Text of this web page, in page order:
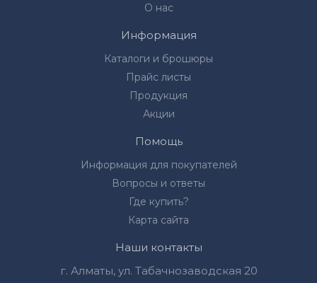
О нас
Информация
Каталоги и брошюры
Прайс листы
Продукция
Акции
Помощь
Информация для покупателей
Вопросы и ответы
Где купить?
Карта сайта
Наши контакты
г. Алматы, ул. Табачнозаводская 20